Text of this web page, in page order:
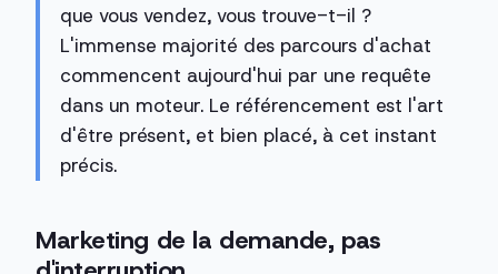
que vous vendez, vous trouve-t-il ?
L'immense majorité des parcours d'achat
commencent aujourd'hui par une requête
dans un moteur. Le référencement est l'art
d'être présent, et bien placé, à cet instant
précis.
Marketing de la demande, pas